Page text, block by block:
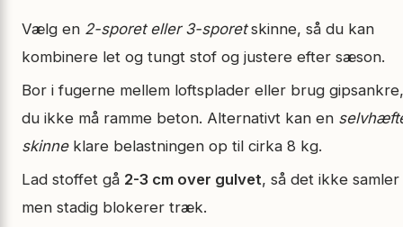
Vælg en 2-sporet eller 3-sporetskinne, så du kan
kombinere let og tungt stof og justere efter sæson.
Bor i fugerne mellem loftsplader eller brug
du ikke må ramme beton. Alternativt kan en
skinneklare belastningen op til cirka 8 kg.
Lad stoffet gå 2-3 cm over gulvet, så det ikke samler
men stadig blokerer træk.